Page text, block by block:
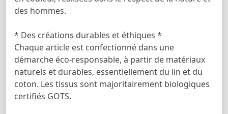
des hommes.
* Des créations durables et éthiques *
Chaque article est confectionné dans une
démarche éco-responsable, à partir de matériaux
naturels et durables, essentiellement du lin et du
coton. Les tissus sont majoritairement biologiques
certifiés GOTS.